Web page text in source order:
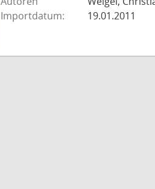
Importdatum:
19.01.2011